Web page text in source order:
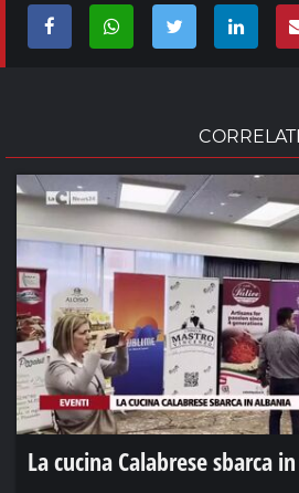
CORRELATI
La cucina Calabrese sbarca